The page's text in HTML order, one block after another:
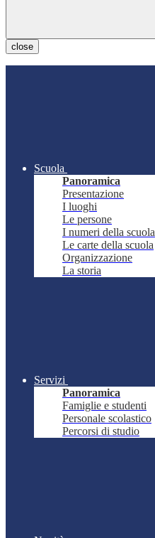
close
Scuola
Panoramica
Presentazione
I luoghi
Le persone
I numeri della scuola
Le carte della scuola
Organizzazione
La storia
Servizi
Panoramica
Famiglie e studenti
Personale scolastico
Percorsi di studio